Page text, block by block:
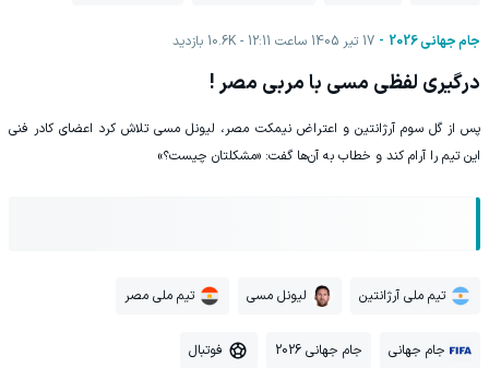
جام جهانی 2026 17 تیر 1405 ساعت 12:11 10.6K بازدید
درگیری لفظی مسی با مربی مصر !
پس از گل سوم آرژانتین و اعتراض نیمکت مصر، لیونل مسی تلاش کرد اعضای کادر فنی
این تیم را آرام کند و خطاب به آن‌ها گفت: «مشکلتان چیست؟»
تیم ملی آرژانتین لیونل مسی تیم ملی مصر
جام جهانی جام جهانی 2026 فوتبال